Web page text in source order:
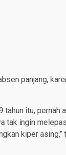
panjang,
itu, pernah
tak ingin
kiper